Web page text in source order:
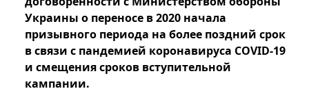
Украины о переносе в 2020 начала
призывного периода на более поздний срок
в связи с пандемией коронавируса COVID-19
и смещения сроков вступительной
кампании.